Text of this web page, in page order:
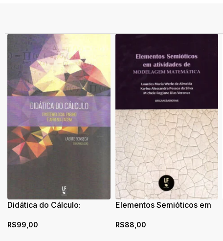
Didática do Cálculo:
aprendizagem
R$99,00
Elementos Semióticos em
matemática
R$88,00